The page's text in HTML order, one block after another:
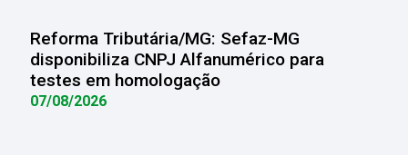
Reforma Tributária/MG: Sefaz-MG
disponibiliza CNPJ Alfanumérico para
testes em homologação
07/08/2026